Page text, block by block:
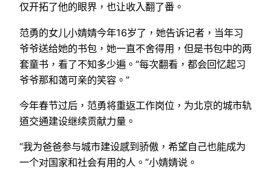
仅开拓了他的眼界，也让收入翻了番。
范勇的女儿小婧婧今年16岁了，她告诉记者，当年习
爷爷送给她的书包，她一直不舍得用，但是书包中的两
套童书，看了不知多少遍。“每次翻看，都会回忆起习
爷爷那和蔼可亲的笑容。”
今年春节过后，范勇将重返工作岗位，为北京的城市轨
道交通建设继续贡献力量。
“我为爸爸参与城市建设感到骄傲，希望自己也能成为
一个对国家和社会有用的人。”小婧婧说。